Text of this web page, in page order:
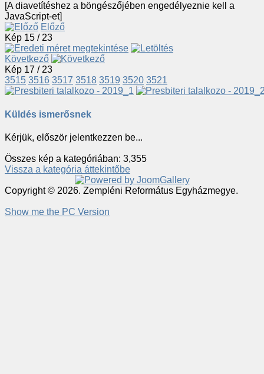
[A diavetítéshez a böngészőjében engedélyeznie kell a
JavaScript-et]
Előző
Kép 15 / 23
Következő
Kép 17 / 23
3515 3516 3517 3518 3519 3520 3521
Küldés ismerősnek
Kérjük, először jelentkezzen be...
Összes kép a kategóriában: 3,355
Vissza a kategória áttekintőbe
Copyright © 2026. Zempléni Református Egyházmegye.
Show me the PC Version